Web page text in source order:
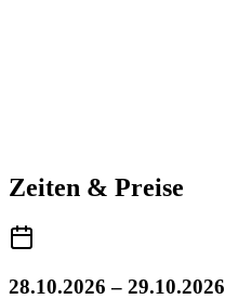
Zeiten & Preise
28.10.2026 – 29.10.2026